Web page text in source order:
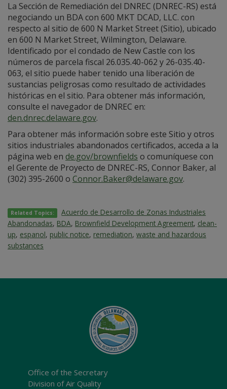
La Sección de Remediación del DNREC (DNREC-RS) está
negociando un BDA con 600 MKT DCAD, LLC. con
respecto al sitio de 600 N Market Street (Sitio), ubicado
en 600 N Market Street, Wilmington, Delaware.
Identificado por el condado de New Castle con los
números de parcela fiscal 26.035.40-062 y 26-035.40-
063, el sitio puede haber tenido una liberación de
sustancias peligrosas como resultado de actividades
históricas en el sitio. Para obtener más información,
consulte el navegador de DNREC en:
den.dnrec.delaware.gov.
Para obtener más información sobre este Sitio y otros
sitios industriales abandonados certificados, acceda a la
página web en de.gov/brownfields o comuníquese con
el Gerente de Proyecto de DNREC-RS, Connor Baker, al
(302) 395-2600 o Connor.Baker@delaware.gov.
Related Topics:
Acuerdo de Desarrollo de Zonas Industriales
Abandonadas, BDA, Brownfield Development Agreement, clean-
up, espanol, public notice, remediation, waste and hazardous
substances
Office of the Secretary
Division of Air Quality